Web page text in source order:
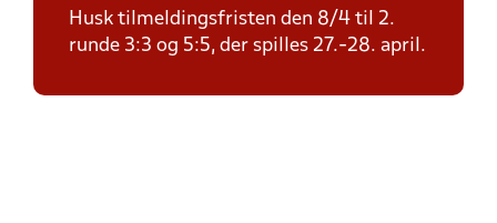
Husk tilmeldingsfristen den 8/4 til 2.
runde 3:3 og 5:5, der spilles 27.-28. april.